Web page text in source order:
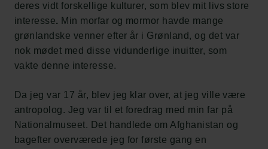
deres vidt forskellige kulturer, som blev mit livs store
interesse. Min morfar og mormor havde mange
grønlandske venner efter år i Grønland, og det var
nok mødet med disse vidunderlige inuitter, som
vakte denne interesse.
Da jeg var 17 år, blev jeg klar over, at jeg ville være
antropolog. Jeg var til et foredrag med min far på
Nationalmuseet. Det handlede om Afghanistan og
bagefter overværede jeg for første gang en